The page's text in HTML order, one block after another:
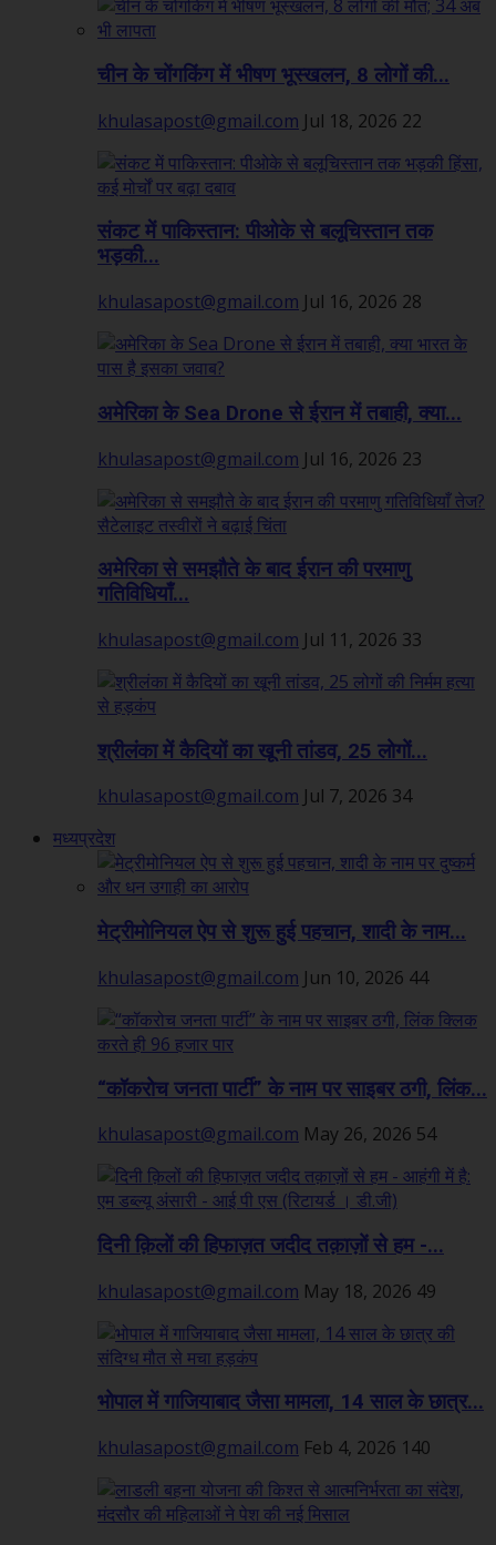
चीन के चोंगकिंग में भीषण भूस्खलन, 8 लोगों की...
khulasapost@gmail.com Jul 18, 2026 22
संकट में पाकिस्तान: पीओके से बलूचिस्तान तक
भड़की...
khulasapost@gmail.com Jul 16, 2026 28
अमेरिका के Sea Drone से ईरान में तबाही, क्या...
khulasapost@gmail.com Jul 16, 2026 23
अमेरिका से समझौते के बाद ईरान की परमाणु
गतिविधियाँ...
khulasapost@gmail.com Jul 11, 2026 33
श्रीलंका में कैदियों का खूनी तांडव, 25 लोगों...
khulasapost@gmail.com Jul 7, 2026 34
मध्यप्रदेश
मेट्रीमोनियल ऐप से शुरू हुई पहचान, शादी के नाम...
khulasapost@gmail.com Jun 10, 2026 44
“कॉकरोच जनता पार्टी” के नाम पर साइबर ठगी, लिंक...
khulasapost@gmail.com May 26, 2026 54
दिनी क़िलों की हिफाज़त जदीद तक़ाज़ों से हम -...
khulasapost@gmail.com May 18, 2026 49
भोपाल में गाजियाबाद जैसा मामला, 14 साल के छात्र...
khulasapost@gmail.com Feb 4, 2026 140